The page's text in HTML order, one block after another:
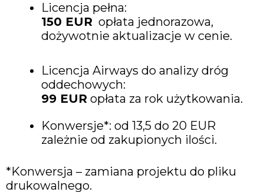
Licencja pełna:
150 EUR opłata jednorazowa,
dożywotnie aktualizacje w cenie.
Licencja Airways do analizy dróg
oddechowych:
99 EUR opłata za rok użytkowania.
Konwersje*: od 13,5 do 20 EUR
zależnie od zakupionych ilości.
*Konwersja – zamiana projektu do pliku
drukowalnego.